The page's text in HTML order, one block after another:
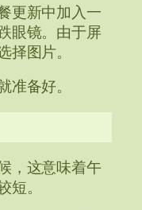
更新中加入一
眼镜。由于屏
图片。
备好。
，这意味着午
。